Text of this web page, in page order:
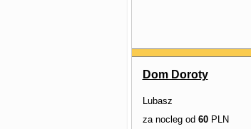
Dom Doroty
Lubasz
za nocleg od 60PLN